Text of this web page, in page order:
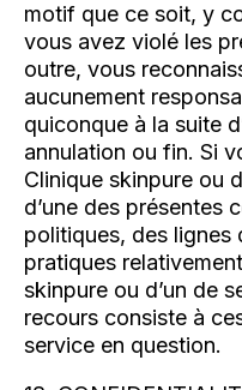
motif que ce soit, y
vous avez violé les
outre, vous
aucunement
quiconque à la suite
annulation ou fin. Si
Clinique skinpure ou
d’une des présentes
politiques, des lignes
pratiques
skinpure ou d’un de
recours consiste à
service en question.